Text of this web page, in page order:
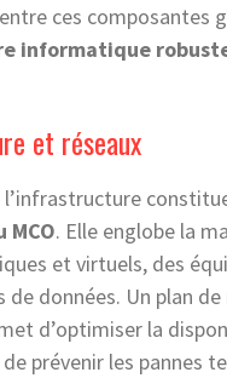
ces composantes
informatique
et réseaux
. Elle englobe la
et virtuels, des
de données. Un plan
d’optimiser la
prévenir les pannes